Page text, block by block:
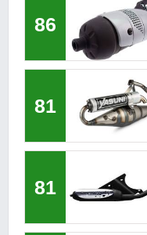
86
81
81